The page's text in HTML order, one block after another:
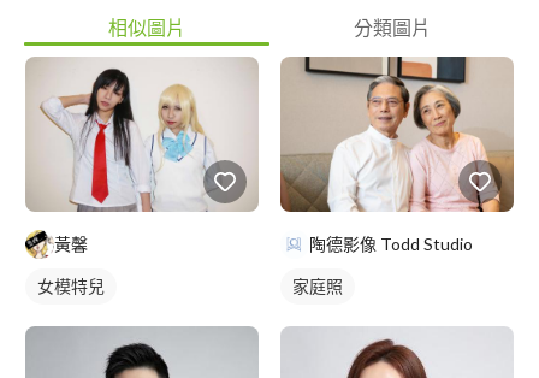
v=EqW2QOPK1TE#t=13m25s 全英論壇2:
https://youtu.be/aOsDPxvbGbc 中英記者會:
https://www.youtube.com/watch?v=tVOqyFbAHGQ&t=215s 中
英國際研討會: https://www.youtube.com/watch?
v=suOWislXLas&t=72s 中文記者會:
https://www.youtube.com/watch?v=46Cj7NBKrEc&t=1s 中文頒
獎典禮: https://www.youtube.com/watch?v=pz-
VWwhxpMA&t=1s 中華財經台【財經最錢線】節目主
持:https://www.youtube.com/watch?v=Ihk2gvteEAA
相似圖片 分類圖片
黃馨
女模特兒
陶德影像 Todd Studio
家庭照